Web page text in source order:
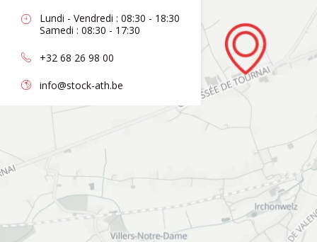
Lundi - Vendredi : 08:30 - 18:30
Samedi : 08:30 - 17:30
+32 68 26 98 00
info@stock-ath.be